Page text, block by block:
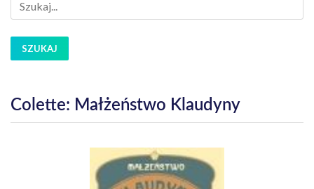
SZUKAJ
Colette: Małżeństwo Klaudyny